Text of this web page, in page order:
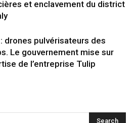
et enclavement du district
drones pulvérisateurs des
Le gouvernement mise sur
de l’entreprise Tulip